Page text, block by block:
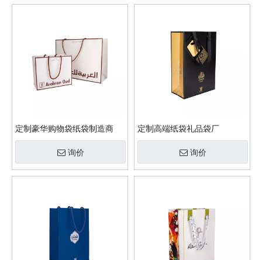
定制豪华购物袋纸袋制造商
询价
定制高端纸袋礼品袋厂
询价